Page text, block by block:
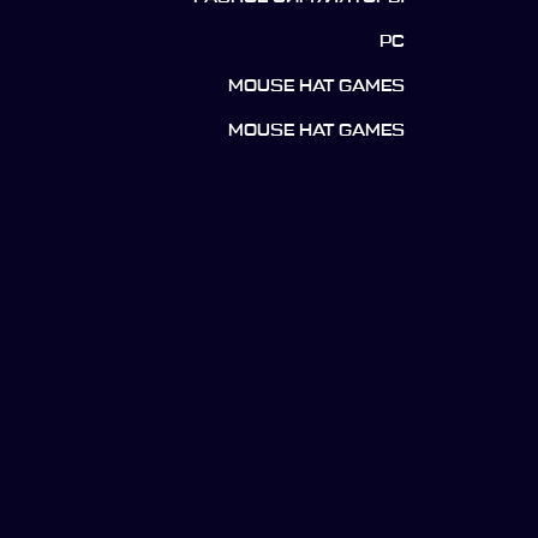
PC
MOUSE HAT GAMES
MOUSE HAT GAMES